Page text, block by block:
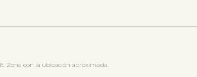
Zona con la ubicación aproximada.